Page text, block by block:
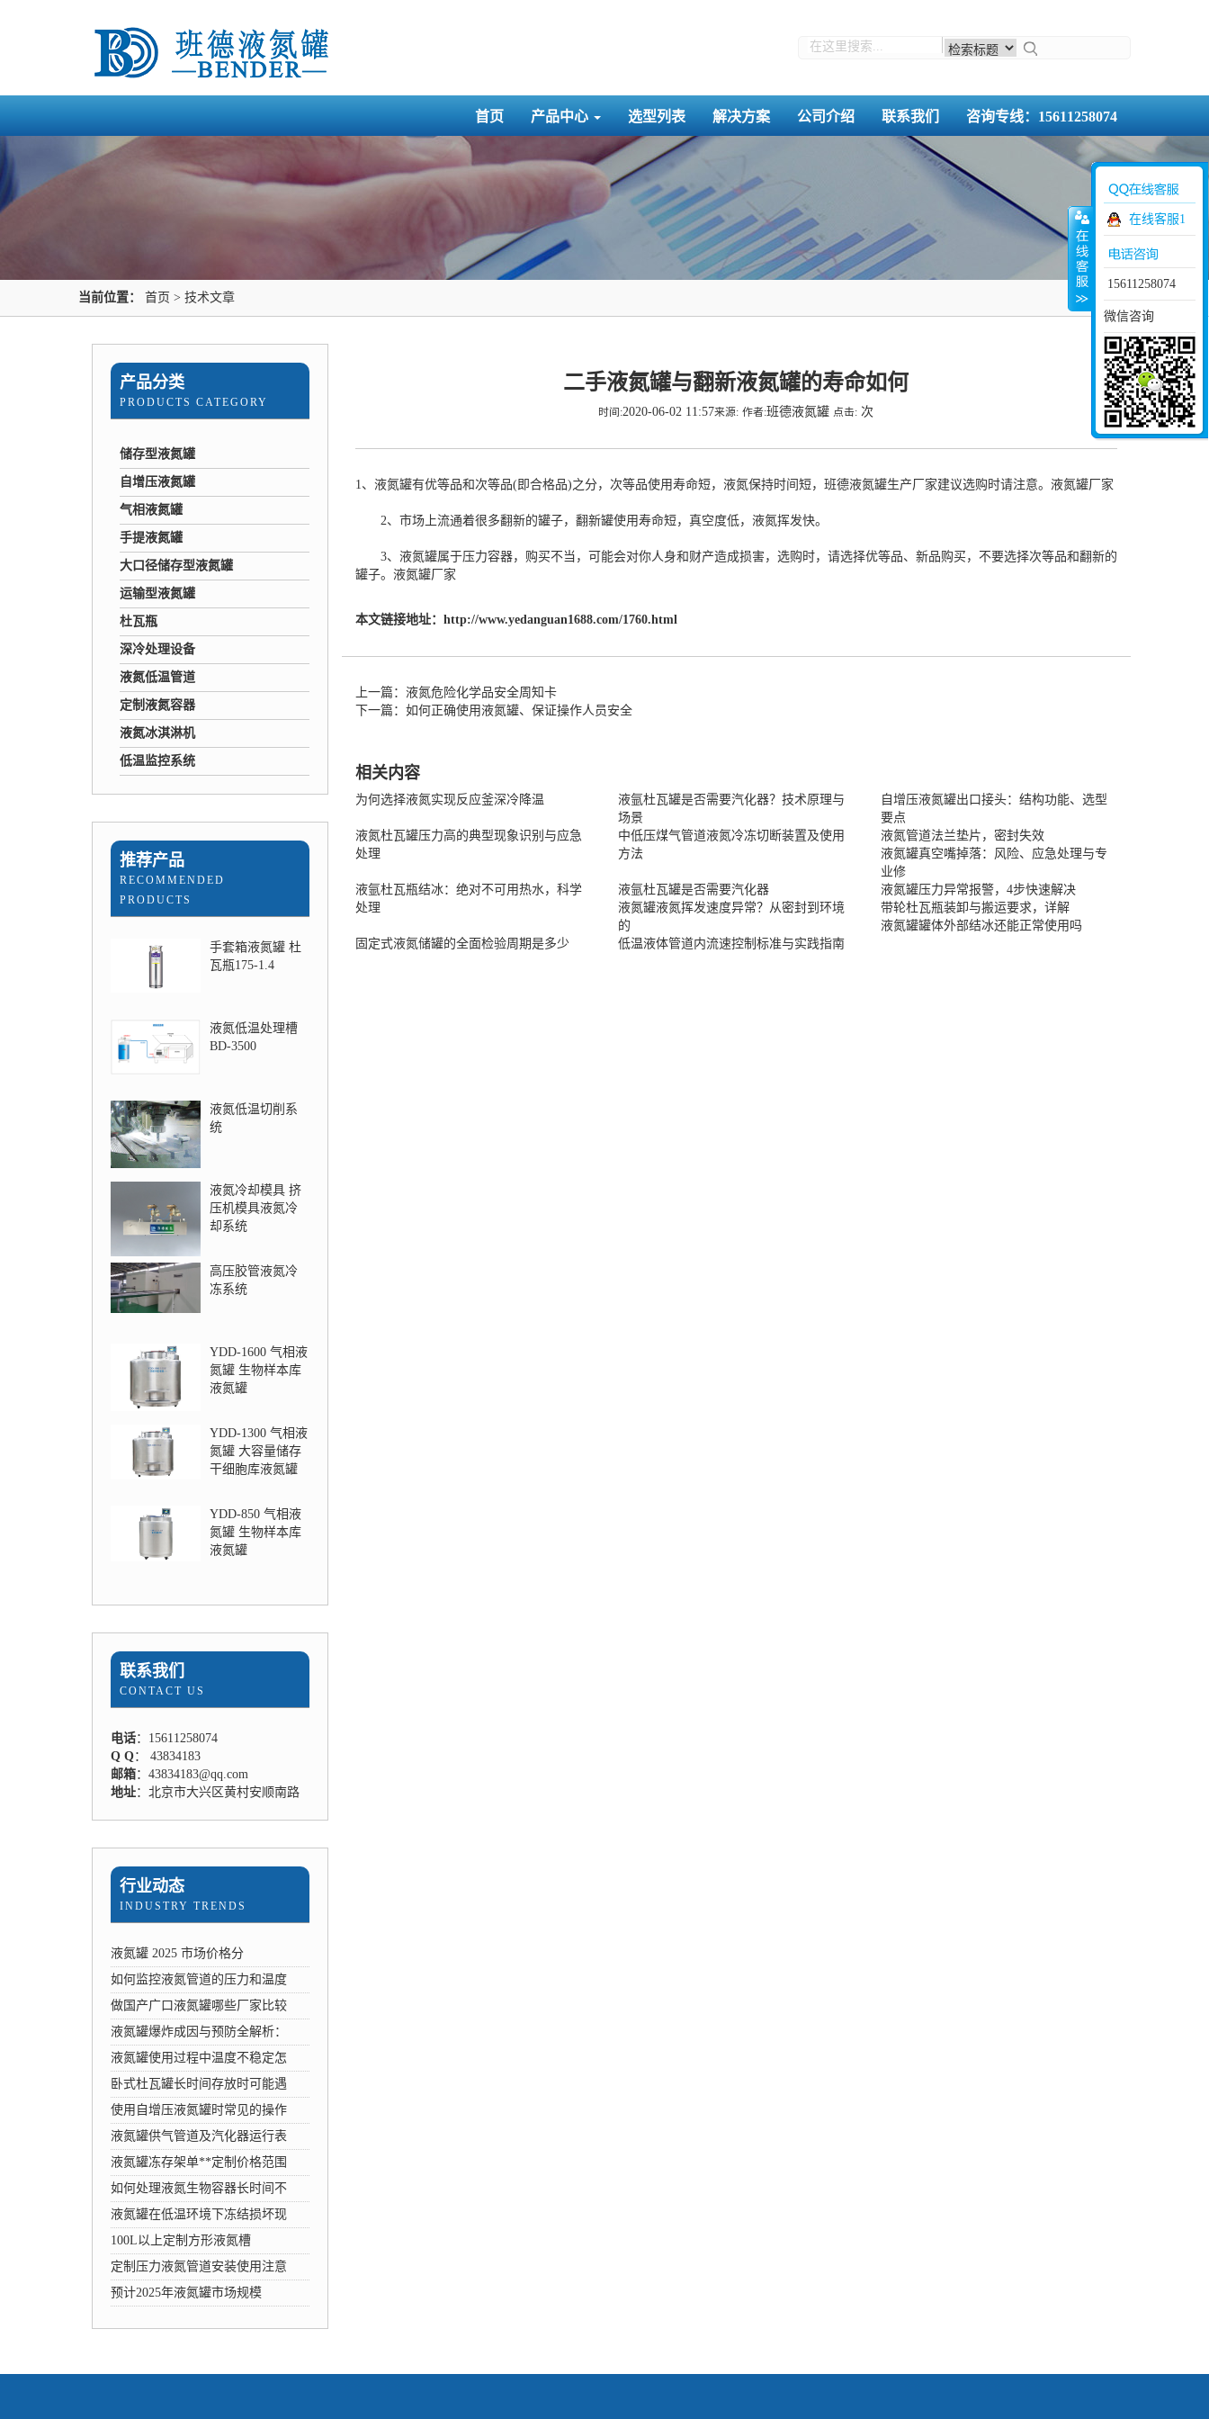
首页 产品中心 选型列表 解决方案 公司介绍 联系我们 咨询专线：15611258074
当前位置： 首页 > 技术文章
产品分类
PRODUCTS CATEGORY
储存型液氮罐
自增压液氮罐
气相液氮罐
手提液氮罐
大口径储存型液氮罐
运输型液氮罐
杜瓦瓶
深冷处理设备
液氮低温管道
定制液氮容器
液氮冰淇淋机
低温监控系统
推荐产品
RECOMMENDED
PRODUCTS
手套箱液氮罐 杜
瓦瓶175-1.4
液氮低温处理槽
BD-3500
液氮低温切削系
统
液氮冷却模具 挤
压机模具液氮冷
却系统
高压胶管液氮冷
冻系统
YDD-1600 气相液
氮罐 生物样本库
液氮罐
YDD-1300 气相液
氮罐 大容量储存
干细胞库液氮罐
YDD-850 气相液
氮罐 生物样本库
液氮罐
联系我们
CONTACT US
电话：15611258074
Q Q： 43834183
邮箱：43834183@qq.com
地址：北京市大兴区黄村安顺南路
行业动态
INDUSTRY TRENDS
液氮罐 2025 市场价格分
如何监控液氮管道的压力和温度
做国产广口液氮罐哪些厂家比较
液氮罐爆炸成因与预防全解析：
液氮罐使用过程中温度不稳定怎
卧式杜瓦罐长时间存放时可能遇
使用自增压液氮罐时常见的操作
液氮罐供气管道及汽化器运行表
液氮罐冻存架单**定制价格范围
如何处理液氮生物容器长时间不
液氮罐在低温环境下冻结损坏现
100L以上定制方形液氮槽
定制压力液氮管道安装使用注意
预计2025年液氮罐市场规模
二手液氮罐与翻新液氮罐的寿命如何
时间:2020-06-02 11:57来源: 作者:班德液氮罐 点击: 次
1、液氮罐有优等品和次等品(即合格品)之分，次等品使用寿命短，液氮保持时间短，班德液氮罐生产厂家建议选购时请注意。 液氮罐厂家
2、市场上流通着很多翻新的罐子，翻新罐使用寿命短，真空度低，液氮挥发快。
3、液氮罐属于压力容器，购买不当，可能会对你人身和财产造成损害，选购时，请选择优等品、新品购买，不要选择次等品和翻新的
罐子。 液氮罐厂家
本文链接地址： http://www.yedanguan1688.com/1760.html
上一篇：液氮危险化学品安全周知卡
下一篇：如何正确使用液氮罐、保证操作人员安全
相关内容
为何选择液氮实现反应釜深冷降温
液氩杜瓦罐是否需要汽化器？技术原理与
场景
自增压液氮罐出口接头：结构功能、选型
要点
液氮杜瓦罐压力高的典型现象识别与应急
处理
中低压煤气管道液氮冷冻切断装置及使用
方法
液氮管道法兰垫片，密封失效
液氮罐真空嘴掉落：风险、应急处理与专
业修
液氩杜瓦瓶结冰：绝对不可用热水，科学
处理
液氩杜瓦罐是否需要汽化器
液氮罐压力异常报警，4步快速解决
液氮罐液氮挥发速度异常？从密封到环境
的
带轮杜瓦瓶装卸与搬运要求，详解
液氮罐罐体外部结冰还能正常使用吗
固定式液氮储罐的全面检验周期是多少
低温液体管道内流速控制标准与实践指南
在线客服1
15611258074
微信咨询